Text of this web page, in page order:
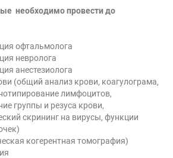
необходимо провести до
офтальмолога
невролога
анестезиолога
(общий анализ крови, коагулограма,
лимфоцитов,
группы и резуса крови,
скрининг на вирусы, функции
когерентная томография)